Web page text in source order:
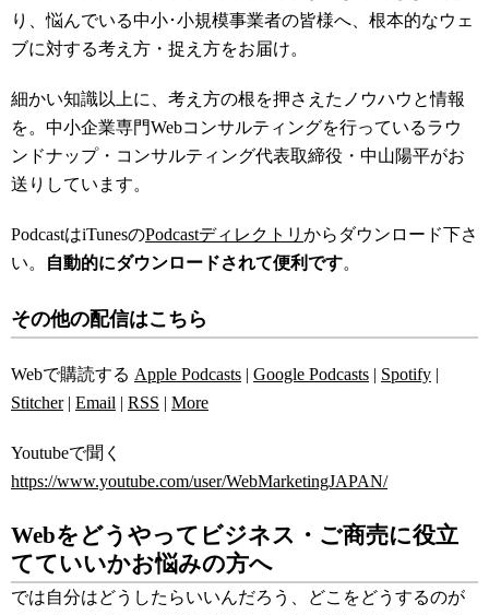
り、悩んでいる中小･小規模事業者の皆様へ、根本的なウェ
ブに対する考え方・捉え方をお届け。
細かい知識以上に、考え方の根を押さえたノウハウと情報
を。中小企業専門Webコンサルティングを行っているラウ
ンドナップ・コンサルティング代表取締役・中山陽平がお
送りしています。
PodcastはiTunesのPodcastディレクトリ からダウンロード下さ
い。
自動的にダウンロードされて便利です。
その他の配信はこちら
Webで購読する Apple Podcasts | Google Podcasts | Spotify |
Stitcher| Email | RSS | More
Youtubeで聞く
https://www.youtube.com/user/WebMarketingJAPAN/
Webをどうやってビジネス・ご商売に役立
てていいかお悩みの方へ
では自分はどうしたらいいんだろう、どこをどうするのが